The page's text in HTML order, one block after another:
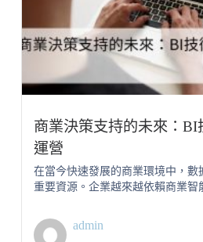
商業決策支持的未來：BI
運營
在當今快速發展的商業環境中，數
重要資源。企業越來越依賴商業智
admin